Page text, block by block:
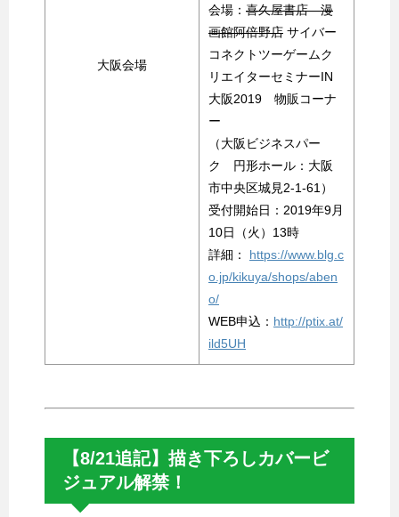
大阪会場
会場： 喜久屋書店 漫
画館阿倍野店 サイバー
コネクトツーゲームク
リエイターセミナーIN
大阪2019 物販コーナ
ー
（大阪ビジネスパー
ク 円形ホール：大阪
市中央区城見2-1-61）
受付開始日：2019年9月
10日（火）13時
詳細： https://www.blg.c
o.jp/kikuya/shops/aben
o/
WEB申込： http://ptix.at/
ild5UH
【8/21追記】描き下ろしカバービ
ジュアル解禁！